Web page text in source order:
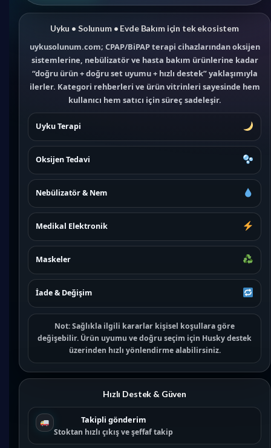
Uyku • Solunum • Evde Bakım için tek ekosistem
uykusolunum.com; CPAP/BiPAP terapi cihazlarından oksijen
sistemlerine, nebülizatör ve hasta bakım ürünlerine kadar
“doğru ürün + doğru set uyumu + hızlı destek” yaklaşımıyla
ilerler. Kategori rehberleri ve ürün vitrinleri sayesinde hem
kullanıcı hem satıcı için süreç sadeleşir.
Uyku Terapi
Oksijen Tedavi
Nebülizatör & Nem
Medikal Elektronik
Maskeler
İade & Değişim
Not:Sağlıkla ilgili kararlar kişisel koşullara göre
değişebilir. Ürün uyumu ve doğru seçim için Husky destek
üzerinden hızlı yönlendirme alabilirsiniz.
Hızlı Destek & Güven
Takipli gönderim
Stoktan hızlı çıkış ve şeffaf takip